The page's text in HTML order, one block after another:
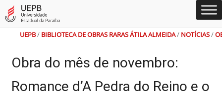
para
conteúdo
para
para
para
rodapé
Alto
Contraste
Mapa
do
Site
UEPB/ BIBLIOTECA DE OBRAS RARAS ÁTILA ALMEIDA/ NOTÍCIAS/
Obra do mês de novembro:
Romance d’A Pedra do Reino e o